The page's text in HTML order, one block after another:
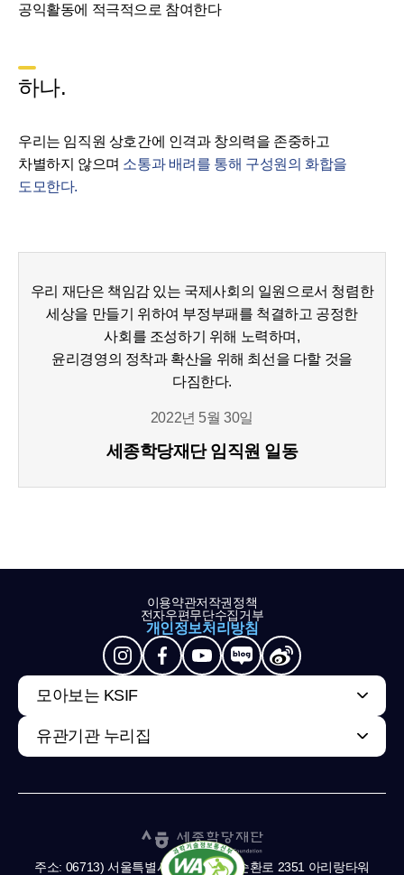
공익활동에 적극적으로 참여한다
하나.
우리는 임직원 상호간에 인격과 창의력을 존중하고
차별하지 않으며 소통과 배려를 통해 구성원의 화합을
도모한다.
우리 재단은 책임감 있는 국제사회의 일원으로서 청렴한
세상을 만들기 위하여 부정부패를 척결하고 공정한
사회를 조성하기 위해 노력하며,
윤리경영의 정착과 확산을 위해 최선을 다할 것을
다짐한다.
2022년 5월 30일
세종학당재단 임직원 일동
이용약관저작권정책
전자우편무단수집거부
개인정보처리방침
모아보는 KSIF
유관기관 누리집
주소: 06713) 서울특별시 서초구 남부순환로 2351 아리랑타워